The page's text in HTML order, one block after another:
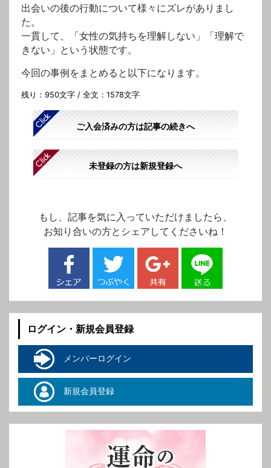
出会いの後の行動について様々にズレがありまし
た。
一貫して、「女性の気持ちを理解しない」「理解で
きない」という状態です。
今回の事例をまとめると以下になります。
残り：950文字 / 全文：1578文字
ご入会済みの方は記事の続きへ
未登録の方は新規登録へ
もし、記事を気に入っていただけましたら、
お知り合いの方とシェアしてくださいね！
ログイン・新規会員登録
メンバーログイン
新規会員登録